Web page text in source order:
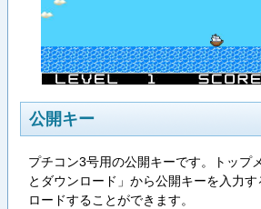
公開キー
プチコン3号用の公開キーです。トップ
とダウンロード」から公開キーを入力
ロードすることができます。